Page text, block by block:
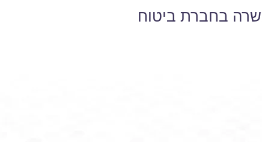
בחברת ביטוח